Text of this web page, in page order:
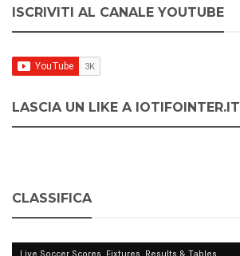
ISCRIVITI AL CANALE YOUTUBE
LASCIA UN LIKE A IOTIFOINTER.IT
CLASSIFICA